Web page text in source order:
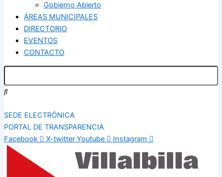
Gobierno Abierto
ÁREAS MUNICIPALES
DIRECTORIO
EVENTOS
CONTACTO
SEDE ELECTRÓNICA
PORTAL DE TRANSPARENCIA
Facebook
X-twitter Youtube Instagram